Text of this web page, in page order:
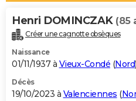
Alimentation
Guide de la santé
Maladies
Médicaments
Sommeil
VOYAGE
Destinations
City break
Voyage nature
Voyage de noces
Forum
Climat
+PHOTO
GUIDES D'ACHAT
BONS PLANS
Henri DOMINCZAK (85
Créer une cagnotte obsèques
Naissance
01/11/1937 à Vieux-Condé (Nord)
Décès
19/10/2023 à Valenciennes (